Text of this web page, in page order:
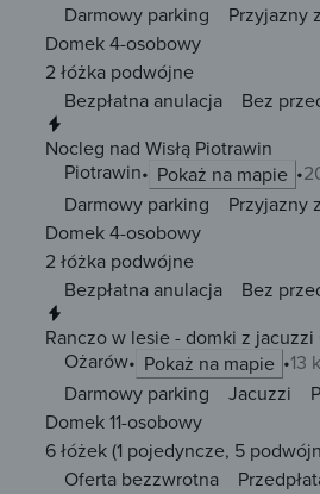
Darmowy parking
Przyjazny
Domek 4-osobowy
2 łóżka podwójne
Bezpłatna anulacja
Bez
Nocleg nad Wisłą Piotrawin
Piotrawin
Pokaż na mapie
Darmowy parking
Przyjazny
Domek 4-osobowy
2 łóżka podwójne
Bezpłatna anulacja
Bez
Ranczo w lesie - domki z jacuzzi
Ożarów
Pokaż na mapie
13
Darmowy parking
Jacuzzi
Domek 11-osobowy
6 łóżek(1 pojedyncze, 5
Oferta bezzwrotna